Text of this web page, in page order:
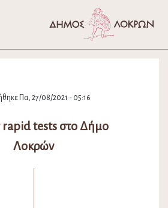
Πα, 27/08/2021 - 05:16
tests στο Δήμο
Λοκρών